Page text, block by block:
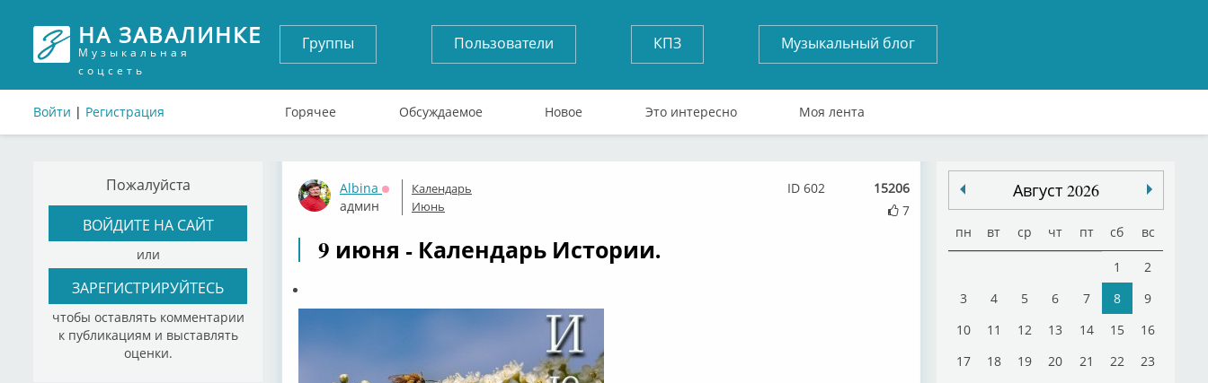
НА ЗАВАЛИНКЕ
Музыкальная
соцсеть
Войти | Регистрация
Группы Пользователи КПЗ Музыкальный блог
Горячее Обсуждаемое Новое Это интересно Моя лента
Пожалуйста
ВОЙДИТЕ НА САЙТ
или
ЗАРЕГИСТРИРУЙТЕСЬ
чтобы оставлять комментарии
к публикациям и выставлять
оценки.
Albina
Оффлайн
админ
Календарь
Июнь
15206
7
ID 602
9 июня - Календарь Истории.
Август 2026
пн вт ср чт пт сб вс
1
2
3
4 5 6 7 8
9
10
11 12 13 14 15
16
17
18 19 20 21 22
23